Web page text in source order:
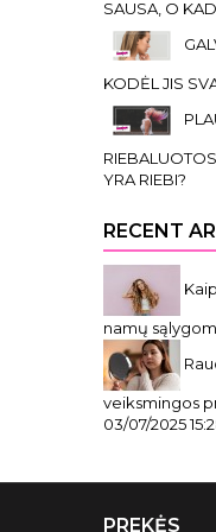
SAUSA, O
KODĖL JIS
YRA RIEBI?
RECENT
namų
veiksmingos
03/07/2025
PREKĖS